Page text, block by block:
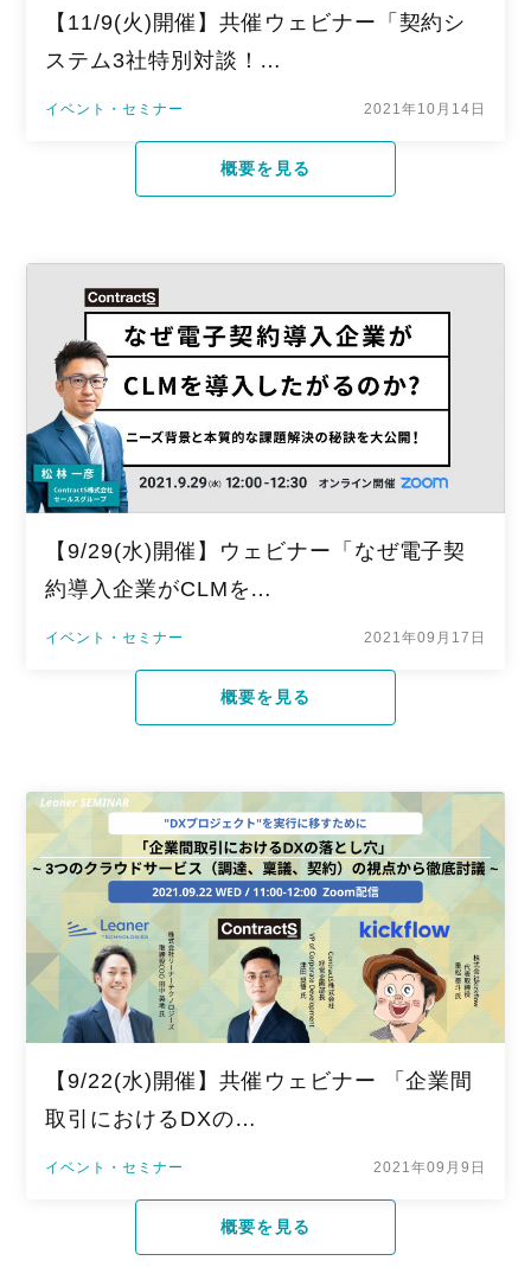
【11/9(火)開催】共催ウェビナー「契約シ
ステム3社特別対談！…
イベント・セミナー 2021年10月14日
概要を見る
【9/29(水)開催】ウェビナー「なぜ電子契
約導入企業がCLMを…
イベント・セミナー 2021年09月17日
概要を見る
【9/22(水)開催】共催ウェビナー 「企業間
取引におけるDXの…
イベント・セミナー 2021年09月9日
概要を見る